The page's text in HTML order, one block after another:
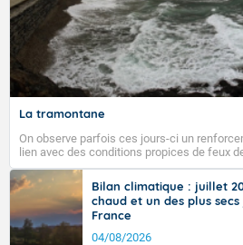
La tramontane
On observe parfois ces jours-ci un
lien avec des conditions propices de feux
tramontane ? Quelles sont ses
vent turbulent soufflant de secteur nord-
ouest, dans un secteur qui part du
l’ouest de l’Hérault. L’étymologie de ce
signifiant au-delà des monts, en allusion
d’où provient ce vent.
Bilan climatique : juillet
chaud et un des plus
France
04/08/2026